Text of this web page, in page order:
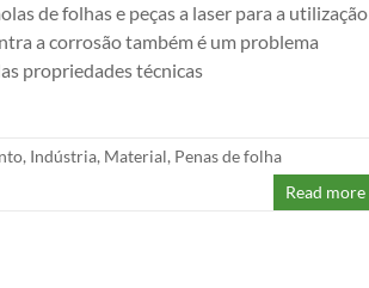
de folhas e peças a laser para a utilização
a corrosão também é um problema
propriedades técnicas
, Indústria, Material, Penas de folha
Read more